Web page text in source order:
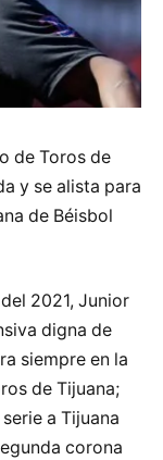
de Toros de
y se alista para
de Béisbol
2021, Junior
digna de
siempre en la
de Tijuana;
a Tijuana
corona